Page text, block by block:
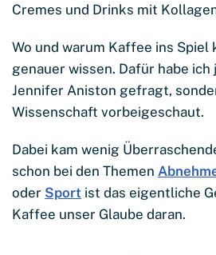
Cremes und Drinks mit
Wo und warum Kaffee ins Spiel
genauer wissen. Dafür habe ich
Jennifer Aniston gefragt,
Wissenschaft vorbeigeschaut.
Dabei kam wenig
schon bei den Themen
oder Sport ist das eigentliche
Kaffee unser Glaube daran.